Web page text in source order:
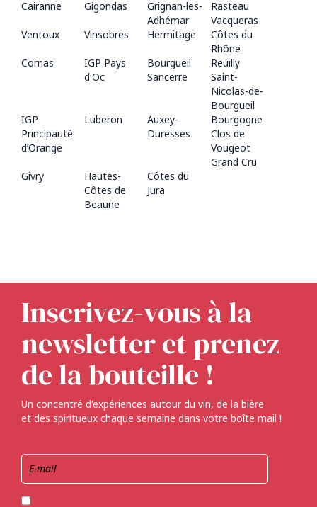
Cairanne Gigondas
Grignan-les-
Adhémar
Rasteau
Vacqueras
Ventoux
Vinsobres Hermitage
Côtes du
Rhône
Cornas
IGP Pays
d'Oc
Bourgueil
Reuilly
Sancerre
Saint-
Nicolas-de-
Bourgueil
IGP
Principauté
d’Orange
Luberon
Auxey-
Duresses
Bourgogne
Clos de
Vougeot
Grand Cru
Givry
Hautes-
Côtes de
Beaune
Côtes du
Jura
Inscrivez-vous à la
newsletter et prenez
de la bouteille !
Un concentré d'expériences autour du vin, de la bière
et des spiritueux chaque semaine dans votre boîte mail !